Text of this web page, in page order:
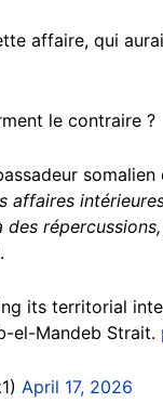
affaire, qui
le contraire ?
affaires
its territorial
el-Mandeb Strait.
April 17, 2026